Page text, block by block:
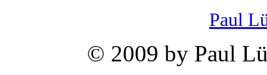
Paul
© 2009 by Paul